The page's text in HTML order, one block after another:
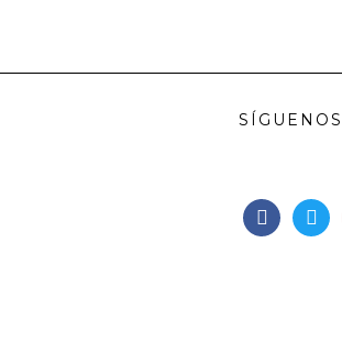
SÍGUENOS
facebooktwitter